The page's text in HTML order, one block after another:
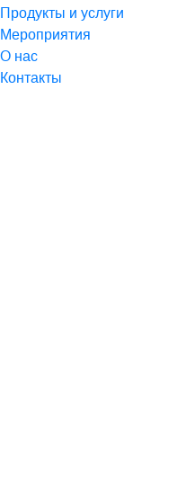
Продукты и услуги
Мероприятия
О нас
Контакты